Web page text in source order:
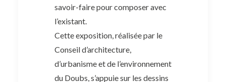
savoir-faire pour composer avec
l’existant.
Cette exposition, réalisée par le
Conseil d’architecture,
d’urbanisme et de l’environnement
du Doubs, s’appuie sur les dessins